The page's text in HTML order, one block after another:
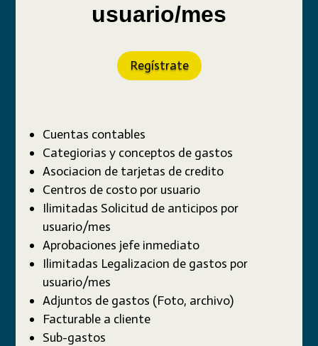
usuario/mes
Regístrate
Cuentas contables
Categiorias y conceptos de gastos
Asociacion de tarjetas de credito
Centros de costo por usuario
Ilimitadas Solicitud de anticipos por
usuario/mes
Aprobaciones jefe inmediato
Ilimitadas Legalizacion de gastos por
usuario/mes
Adjuntos de gastos (Foto, archivo)
Facturable a cliente
Sub-gastos